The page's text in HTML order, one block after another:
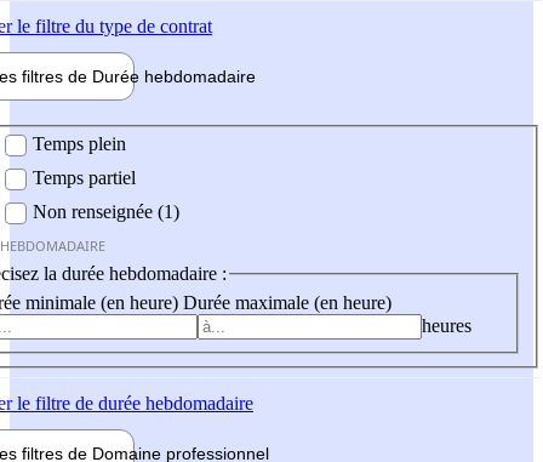
le filtre du type de contrat
filtres de Durée hebdomadaire
Temps plein
Temps partiel
Non renseignée (1)
la durée hebdomadaire :
minimale (en heure) Durée maximale (en heure)
heures
le filtre de durée hebdomadaire
filtres de Domaine professionnel